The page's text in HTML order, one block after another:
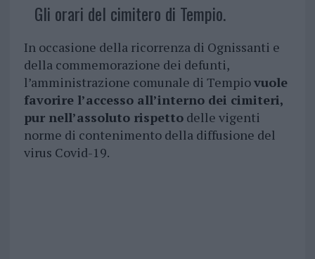
Gli orari del cimitero di Tempio.
In occasione della ricorrenza di Ognissanti e
della commemorazione dei defunti,
l’amministrazione comunale di Tempiovuole
favorire l’accesso all’interno dei cimiteri,
pur nell’assoluto rispettodelle vigenti
norme di contenimento della diffusione del
virus Covid-19.